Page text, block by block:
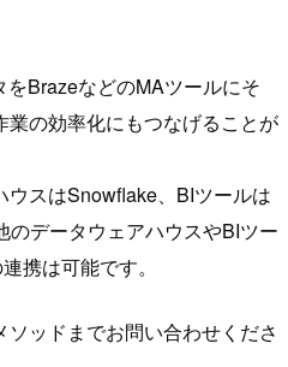
BrazeなどのMAツールにそ
の効率化にもつなげることが
スはSnowflake、BIツールは
のデータウェアハウスやBIツー
携は可能です。
ッドまでお問い合わせくださ